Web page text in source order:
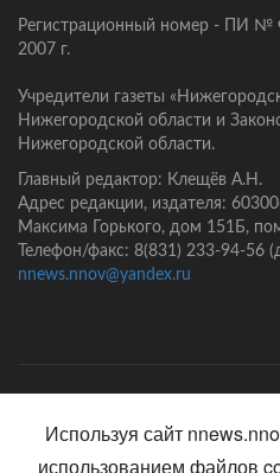
Регистрационный номер - ПИ №
2007 г.
Учредители газеты
Нижегородской области и
Нижегородской области.
Главный редактор: Клещёв А.Н.
Адрес редакции, издателя:
Максима Горького, дом 151Б,
Телефон/факс: 8(831) 233-94-56
nnews.nnov@yandex.ru
Используя сайт
использованием файлов